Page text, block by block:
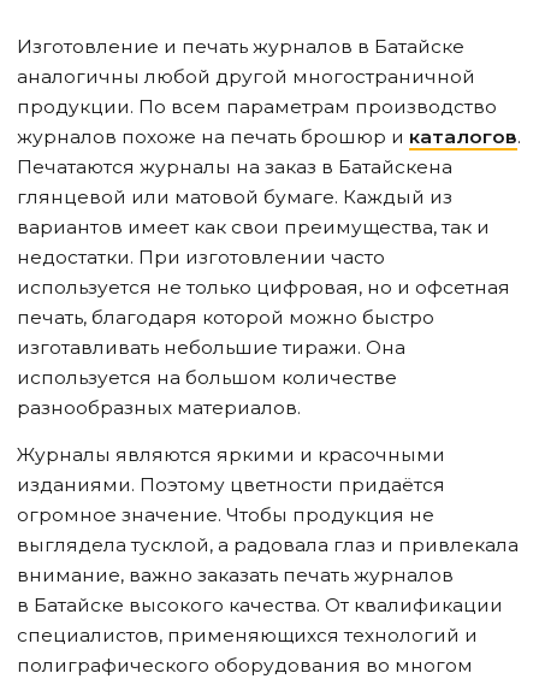
Изготовление и печать журналов в Батайске
аналогичны любой другой многостраничной
продукции. По всем параметрам производство
журналов похоже на печать брошюр и каталогов.
Печатаются журналы на заказ в Батайскена
глянцевой или матовой бумаге. Каждый из
вариантов имеет как свои преимущества, так и
недостатки. При изготовлении часто
используется не только цифровая, но и офсетная
печать, благодаря которой можно быстро
изготавливать небольшие тиражи. Она
используется на большом количестве
разнообразных материалов.
Журналы являются яркими и красочными
изданиями. Поэтому цветности придаётся
огромное значение. Чтобы продукция не
выглядела тусклой, а радовала глаз и привлекала
внимание, важно заказать печать журналов
в Батайске высокого качества. От квалификации
специалистов, применяющихся технологий и
полиграфического оборудования во многом